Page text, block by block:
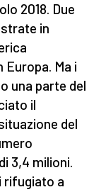
2018. Due
in
Ma i
una parte del
il
del
3,4 milioni.
rifugiato a